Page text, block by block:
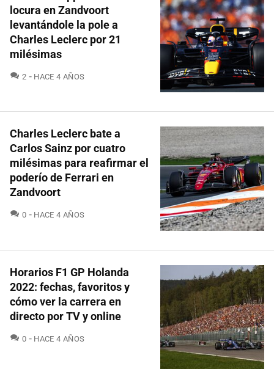
locura en Zandvoort
levantándole la pole a
Charles Leclerc por 21
milésimas
2 COMENTARIOS
HACE 4 AÑOS
Charles Leclerc bate a
Carlos Sainz por cuatro
milésimas para reafirmar el
poderío de Ferrari en
Zandvoort
0 COMENTARIOS
HACE 4 AÑOS
Horarios F1 GP Holanda
2022: fechas, favoritos y
cómo ver la carrera en
directo por TV y online
0 COMENTARIOS
HACE 4 AÑOS